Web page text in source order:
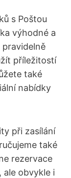
s Poštou
výhodné a⁣
pravidelně
příležitostí
také
nabídky
při⁤ zasílání
také
rezervace
ale obvykle ⁢i